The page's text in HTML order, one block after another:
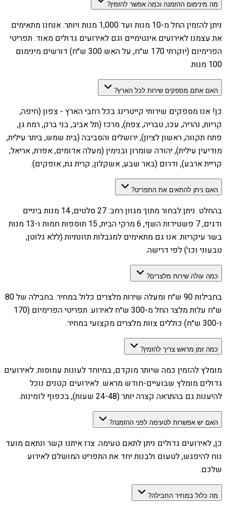
מה מינימום ההזמנה וכמה אפשר להזמין?
ניתן להזמין החל מ-10 מנות ועד 1,000 מנות ויותר. אנחנו מתאימים
את עצמנו לאירועים אינטימיים וגם לאירועים גדולים מאוד. תפריטי
הפרימיום (יוקרתי 170 ש״ח, על האש 300 ש״ח) דורשים מינימום
100 מנות.
האם אתם מספקים שירות לכל הארץ?
כן! אנו מספקים שירותי קייטרינג בכל רחבי הארץ - צפון (חיפה,
קריות, נהריה, עכו, טבריה, צפת), מרכז (תל אביב, בני ברק, רמת גן,
פתח תקווה, ראשון לציון), ירושלים והסביבה (בית שמש, ביתר עילית,
מודיעין עילית), יהודה שומרון ובנימין (מעלה אדומים, אפרת, אריאל,
קריית ארבע), ודרום (באר שבע, אשקלון, קרית גת, אופקים).
האם ניתן להתאים את התפריט?
בהחלט. ניתן לבחור מתוך מגוון רחב: 27 סלטים, 14 מנות ביניים
ודגים, 7 פשטידות השף, 6 מרקי הבית, 15 תוספות חמות ו-13 מנות
בשר עיקריות. אנו גם מתאימים למגבלות תזונתיות (ללא גלוטן,
טבעוני וכו׳) לפי דרישה.
כמה עולה שירות מלצרים?
בחבילות 90 ש״ח ומעלה שירות מלצרים כלול במחיר. בחבילה של 80
ש״ח עלות מלצר החל מ-300 ש״ח לאירוע. תפריטי הפרימיום (170
ו-300 ש״ח) כוללים צוות מלצרים מקצועי במחיר.
כמה זמן מראש צריך להזמין?
מומלץ להזמין כמה שיותר מוקדם, במיוחד לעונות עמוסות. לאירועים
גדולים מומלץ שבועיים-חודש מראש. לאירועים קטנים נוכל
להיענות גם בהתראה קצרה יותר (24-48 שעות), בכפוף לזמינות.
האם יש אפשרות לטעימה לפני ההזמנה?
כן, לאירועים גדולים ניתן לתאם טעימה. צרו איתנו קשר ונתאם מועד
נוח להיפגש, לטעום ולבנות יחד את התפריט המושלם לאירוע
שלכם.
מה כלול במחיר החבילה?